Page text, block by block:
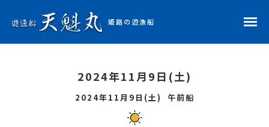
姫路の遊漁船
2024年11月9日(土)
2024年11月9日(土) 午前船
予約状況
釣果レポ